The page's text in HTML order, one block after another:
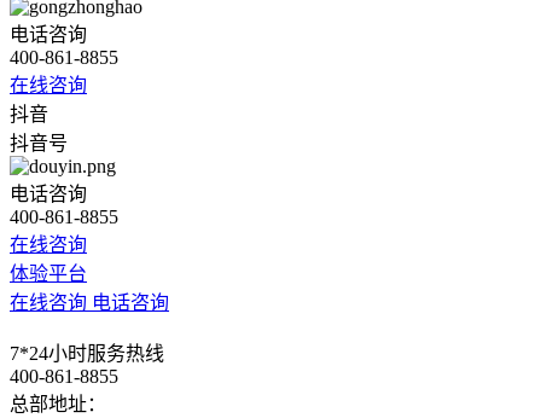
电话咨询
400-861-8855
在线咨询
抖音
抖音号
电话咨询
400-861-8855
在线咨询
体验平台
在线咨询 电话咨询
7*24小时服务热线
400-861-8855
总部地址：